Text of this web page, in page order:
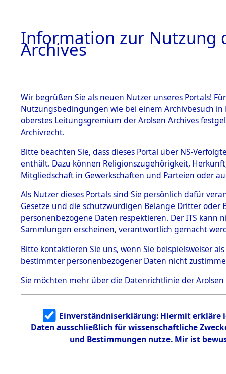
BESTÄNDE
1.
mente
5. Verschiedenes
5.3
Todesmärsche
5.3.1 Alliierte
Erhebungen
zu
Todesmärsch
en
5.3.2
Identifizierun
g
5.3.3
Todesmärsch
und
0100
Information zur Nutzung
Archives
Wir begrüßen Sie als neuen Nutzer unseres Portals!
Nutzungsbedingungen wie bei einem Archivbesuch
oberstes Leitungsgremium der Arolsen Archives
Archivrecht.
Bitte beachten Sie, dass dieses Portal über NS-
enthält. Dazu können Religionszugehörigkeit,
Mitgliedschaft in Gewerkschaften und Parteien oder
Als Nutzer dieses Portals sind Sie persönlich dafür
Gesetze und die schutzwürdigen Belange Dritter
personenbezogene Daten respektieren. Der ITS
Sammlungen erscheinen, verantwortlich gemacht
Bitte kontaktieren Sie uns, wenn Sie beispielsweiser
bestimmter personenbezogener Daten nicht
Sie möchten mehr über die Datenrichtlinie der Arolsen
Einverständniserklärung: Hiermit erkläre
Daten ausschließlich für wissenschaftliche
und Bestimmungen nutze. Mir ist